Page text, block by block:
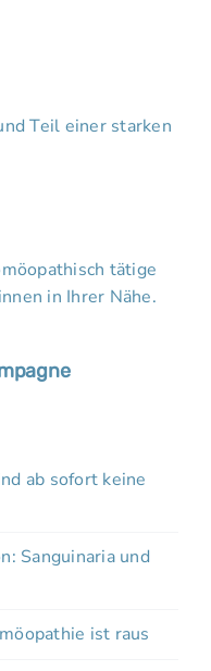
Teil einer starken
tätige
in Ihrer Nähe.
ab sofort keine
Sanguinaria und
ist raus